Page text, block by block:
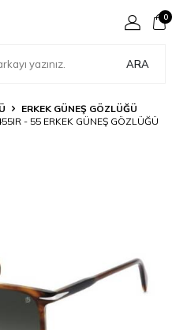
ARA
0
ERKEK GÜNEŞ GÖZLÜĞÜ
- 55 ERKEK GÜNEŞ GÖZLÜĞÜ